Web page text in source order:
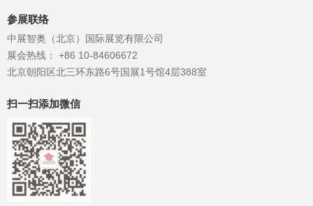
参展联络
中展智奥（北京）国际展览有限公司
展会热线： +86 10-84606672
北京朝阳区北三环东路6号国展1号馆4层388室
扫一扫添加微信